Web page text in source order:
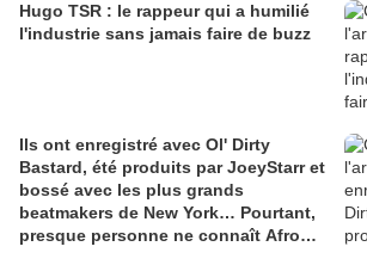
Hugo TSR : le rappeur qui a humilié
l'industrie sans jamais faire de buzz
Ils ont enregistré avec Ol' Dirty
Bastard, été produits par JoeyStarr et
bossé avec les plus grands
beatmakers de New York… Pourtant,
presque personne ne connaît Afro